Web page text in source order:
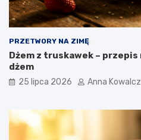
PRZETWORY NA ZIMĘ
Dżem z truskawek –
dżem
25 lipca 2026 Anna